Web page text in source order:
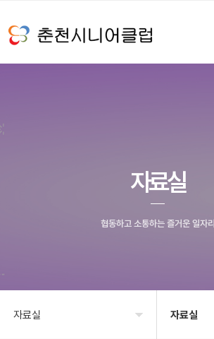
자료실
협동하고 소통하는 즐거운 일자리
자료실 자료실